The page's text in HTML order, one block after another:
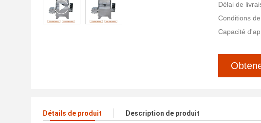
Délai de
Conditions
Capacité
Détails de produit Description de produit